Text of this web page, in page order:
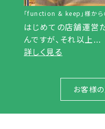
「function & keep」様から
はじめての店舗運営
んですが、それ以上...
詳しく見る
お客様